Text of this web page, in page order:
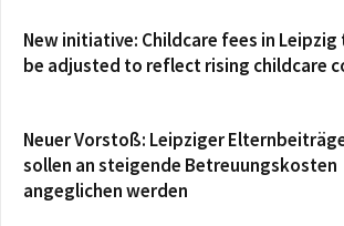
New initiative: Childcare fees in Leipzig
be adjusted to reflect rising childcare
Neuer Vorstoß: Leipziger
sollen an steigende Betreuungskosten
angeglichen werden